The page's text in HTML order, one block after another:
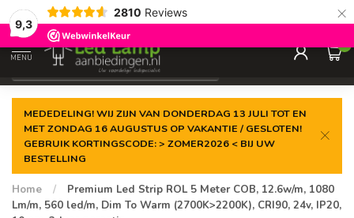
9,3
2810 Reviews ×
Gegarandeerde delaagste prijs
MENU
0
MEDEDELING! WIJ ZIJN VAN DONDERDAG 13 JULI TOT EN
MET ZONDAG 16 AUGUSTUS OP VAKANTIE / GESLOTEN!
GEBRUIK KORTINGSCODE: > ZOMER2026 < BIJ UW
BESTELLING
Home /
Premium Led Strip ROL 5 Meter COB, 12.6w/m, 1080
Lm/m, 560 led/m, Dim To Warm (2700K>2200K), CRI90, 24v, IP20,